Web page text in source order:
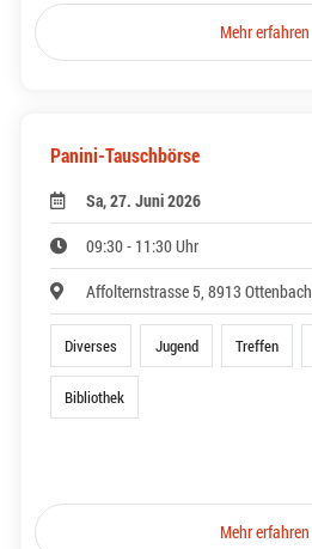
Mehr erfahren
Panini-Tauschbörse
Sa, 27. Juni 2026
09:30 - 11:30 Uhr
Affolternstrasse 5, 8913 Ottenbach
Diverses Jugend Treffen
Bibliothek
Mehr erfahren